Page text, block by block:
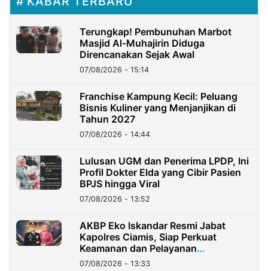
Terungkap! Pembunuhan Marbot
Masjid Al-Muhajirin Diduga
Direncanakan Sejak Awal
07/08/2026 - 15:14
Franchise Kampung Kecil: Peluang
Bisnis Kuliner yang Menjanjikan di
Tahun 2027
07/08/2026 - 14:44
Lulusan UGM dan Penerima LPDP, Ini
Profil Dokter Elda yang Cibir Pasien
BPJS hingga Viral
07/08/2026 - 13:52
AKBP Eko Iskandar Resmi Jabat
Kapolres Ciamis, Siap Perkuat
Keamanan dan Pelayanan
Masyarakat
07/08/2026 - 13:33